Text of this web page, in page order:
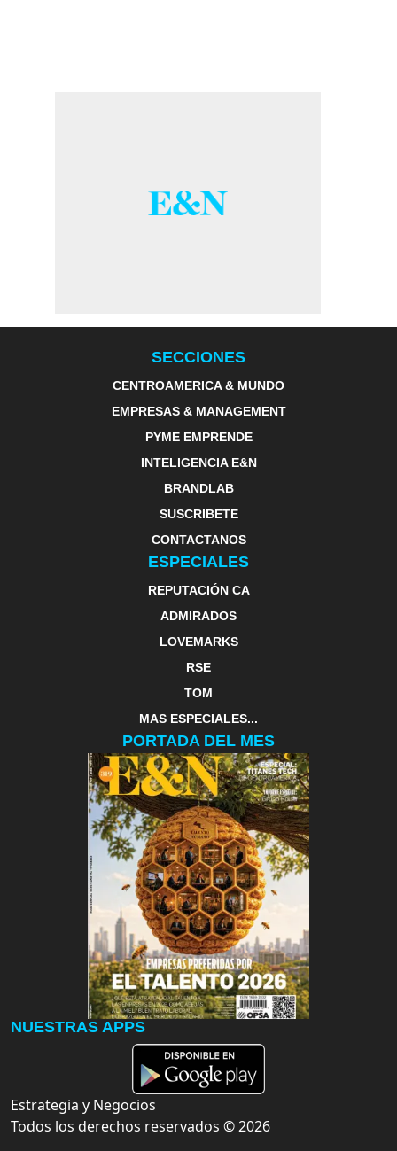
SECCIONES
CENTROAMERICA & MUNDO
EMPRESAS & MANAGEMENT
PYME EMPRENDE
INTELIGENCIA E&N
BRANDLAB
SUSCRIBETE
CONTACTANOS
ESPECIALES
REPUTACIÓN CA
ADMIRADOS
LOVEMARKS
RSE
TOM
MAS ESPECIALES...
PORTADA DEL MES
NUESTRAS APPS
Estrategia y Negocios
Todos los derechos reservados ©2026